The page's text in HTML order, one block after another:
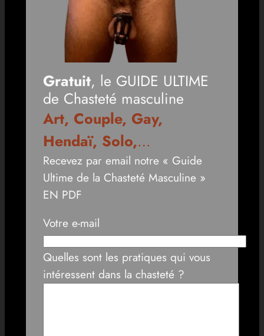
Gratuit, le GUIDE ULTIME
de Chasteté masculine
Art, Couple, Gay,
Hendaï, Solo,…
Recevez par email notre « Guide
Ultime de la Chasteté Masculine »
EN PDF
Votre e-mail
Quelles sont les pratiques qui vous
intéressent dans la chasteté ?